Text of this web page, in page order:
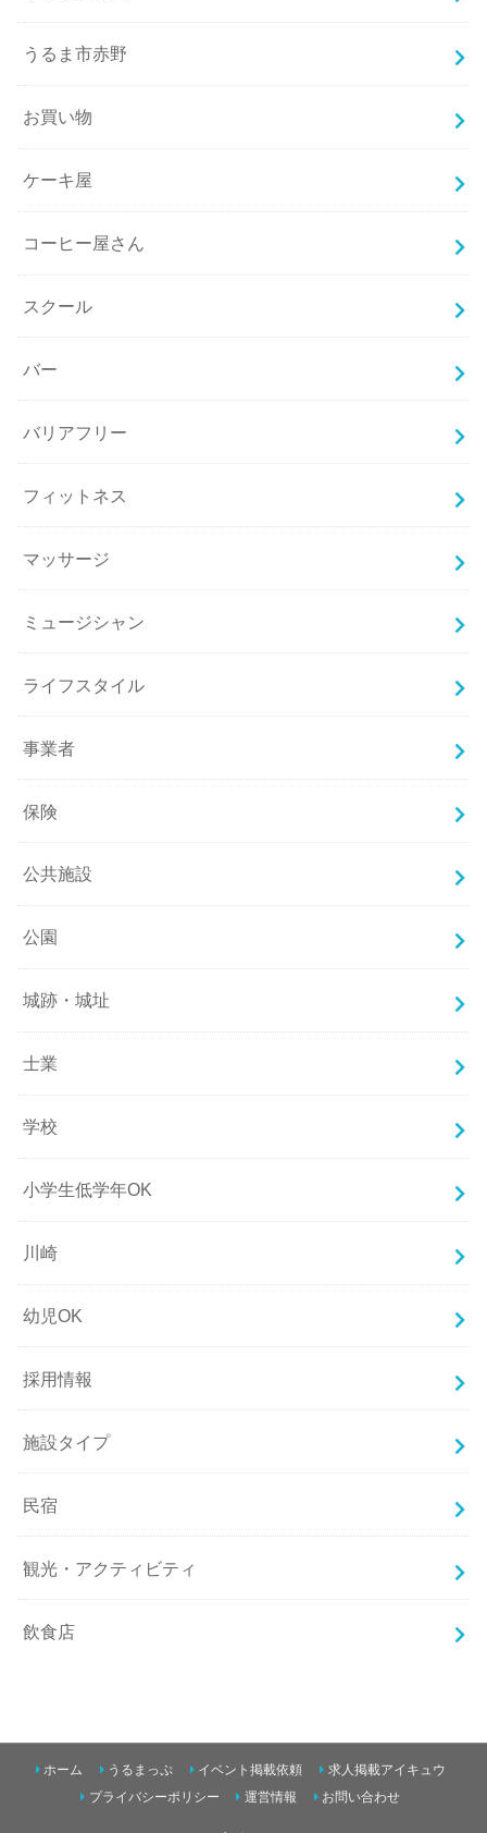
うるま市赤野
お買い物
ケーキ屋
コーヒー屋さん
スクール
バー
バリアフリー
フィットネス
マッサージ
ミュージシャン
ライフスタイル
事業者
保険
公共施設
公園
城跡・城址
士業
学校
小学生低学年OK
川崎
幼児OK
採用情報
施設タイプ
民宿
観光・アクティビティ
飲食店
ホーム うるまっぷ イベント掲載依頼 求人掲載アイキュウ
プライバシーポリシー 運営情報 お問い合わせ